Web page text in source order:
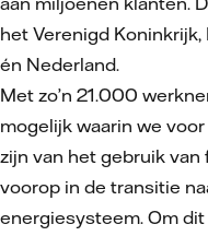
het Verenigd Koninkrijk,
én Nederland.
Met zo’n 21.000
mogelijk waarin we
zijn van het gebruik
voorop in de transitie
energiesysteem. Om